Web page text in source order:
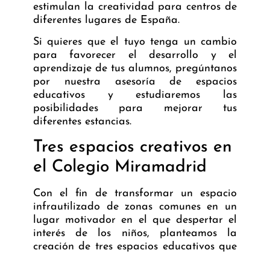
estimulan la creatividad para centros de
diferentes lugares de España.
Si quieres que el tuyo tenga un cambio
para favorecer el desarrollo y el
aprendizaje de tus alumnos, pregúntanos
por nuestra asesoría de espacios
educativos y estudiaremos las
posibilidades para mejorar tus
diferentes estancias.
Tres espacios creativos en
el Colegio Miramadrid
Con el fin de transformar un espacio
infrautilizado de zonas comunes en un
lugar motivador en el que despertar el
interés de los niños, planteamos la
creación de tres espacios educativos que